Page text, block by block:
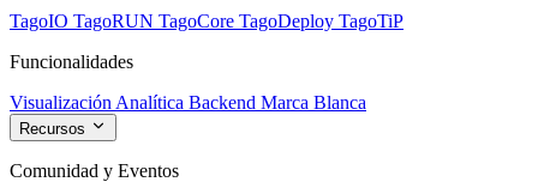
TagoIO TagoRUN TagoCore TagoDeploy TagoTiP
Funcionalidades
Visualización Analítica Backend Marca Blanca
Recursos
Comunidad y Eventos